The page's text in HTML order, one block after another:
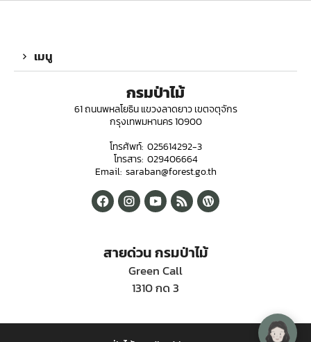
เมนู
กรมป่าไม้
61 ถนนพหลโยธิน แขวงลาดยาว เขตจตุจักร
กรุงเทพมหานคร 10900
โทรศัพท์: 025614292-3
โทรสาร: 029406664
Email: saraban@forest.go.th
สายด่วน กรมป่าไม้
Green Call
1310 กด 3